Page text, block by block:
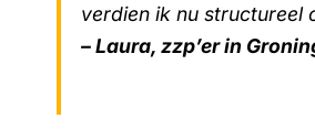
verdien ik nu structureel
– Laura, zzp’er in